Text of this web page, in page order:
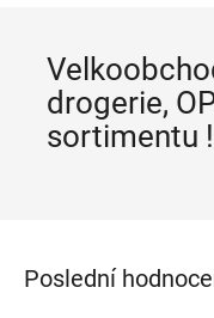
drogerie,
sortimentu !
Poslední